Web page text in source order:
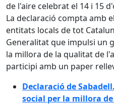
de l'aire celebrat el 14 i 15
La declaració compta amb
entitats locals de tot
Generalitat que impulsi un
la millora de la qualitat de
participi amb un paper
Declaració de
social per la millora